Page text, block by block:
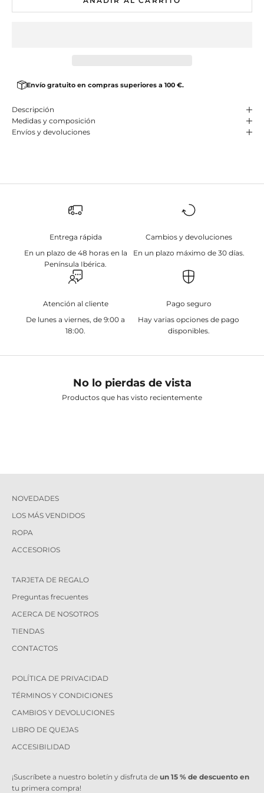
Envío gratuito en compras superiores a 100 €.
Descripción
Medidas y composición
Envíos y devoluciones
Entrega rápida
En un plazo de 48 horas en la
Península Ibérica.
Cambios y devoluciones
En un plazo máximo de 30 días.
Atención al cliente
De lunes a viernes, de 9:00 a
18:00.
Pago seguro
Hay varias opciones de pago
disponibles.
No lo pierdas de vista
Productos que has visto recientemente
NOVEDADES
LOS MÁS VENDIDOS
ROPA
ACCESORIOS
TARJETA DE REGALO
Preguntas frecuentes
ACERCA DE NOSOTROS
TIENDAS
CONTACTOS
POLÍTICA DE PRIVACIDAD
TÉRMINOS Y CONDICIONES
CAMBIOS Y DEVOLUCIONES
LIBRO DE QUEJAS
ACCESIBILIDAD
¡Suscríbete a nuestro boletín y disfruta de un 15 % de descuento en
tu primera compra!